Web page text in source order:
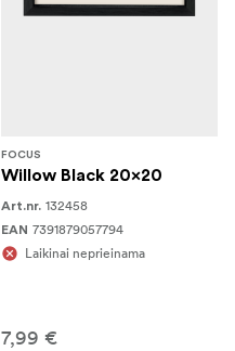
FOCUS
Willow Black 20x20
Art.nr. 132458
EAN 7391879057794
Laikinai neprieinama
7,99 €